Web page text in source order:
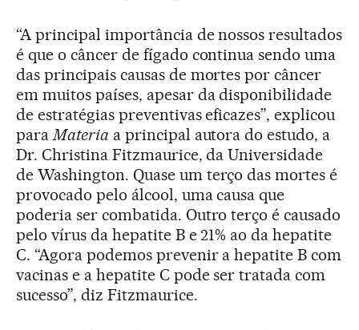
“A principal importância de nossos resultados
é que o câncer de fígado continua sendo uma
das principais causas de mortes por câncer
em muitos países, apesar da disponibilidade
de estratégias preventivas eficazes”, explicou
paraMateria a principal autora do estudo, a
Dr. Christina Fitzmaurice, da Universidade
de Washington. Quase um terço das mortes é
provocado pelo álcool, uma causa que
poderia ser combatida. Outro terço é causado
pelo vírus da hepatite B e 21% ao da hepatite
C. “Agora podemos prevenir a hepatite B com
vacinas e a hepatite C pode ser tratada com
sucesso”, diz Fitzmaurice.